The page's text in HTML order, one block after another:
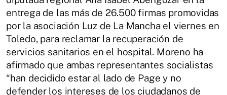
entrega de las más de 26.500 firmas promovidas
por la asociación Luz de La Mancha el viernes en
Toledo, para reclamar la recuperación de
servicios sanitarios en el hospital. Moreno ha
afirmado que ambas representantes socialistas
“han decidido estar al lado de Page y no
defender los intereses de los ciudadanos de